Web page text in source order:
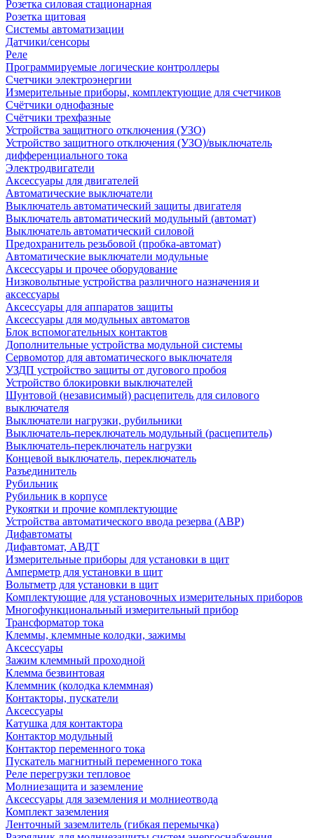
Розетка силовая стационарная
Розетка щитовая
Системы автоматизации
Датчики/сенсоры
Реле
Программируемые логические контроллеры
Счетчики электроэнергии
Измерительные приборы, комплектующие для счетчиков
Счётчики однофазные
Счётчики трехфазные
Устройства защитного отключения (УЗО)
Устройство защитного отключения (УЗО)/выключатель
дифференциального тока
Электродвигатели
Аксессуары для двигателей
Автоматические выключатели
Выключатель автоматический защиты двигателя
Выключатель автоматический модульный (автомат)
Выключатель автоматический силовой
Предохранитель резьбовой (пробка-автомат)
Автоматические выключатели модульные
Аксессуары и прочее оборудование
Низковольтные устройства различного назначения и
аксессуары
Аксессуары для аппаратов защиты
Аксессуары для модульных автоматов
Блок вспомогательных контактов
Дополнительные устройства модульной системы
Сервомотор для автоматического выключателя
УЗДП устройство защиты от дугового пробоя
Устройство блокировки выключателей
Шунтовой (независимый) расцепитель для силового
выключателя
Выключатели нагрузки, рубильники
Выключатель-переключатель модульный (расцепитель)
Выключатель-переключатель нагрузки
Концевой выключатель, переключатель
Разъединитель
Рубильник
Рубильник в корпусе
Рукоятки и прочие комплектующие
Устройства автоматического ввода резерва (АВР)
Дифавтоматы
Дифавтомат, АВДТ
Измерительные приборы для установки в щит
Амперметр для установки в щит
Вольтметр для установки в щит
Комплектующие для установочных измерительных приборов
Многофункциональный измерительный прибор
Трансформатор тока
Клеммы, клеммные колодки, зажимы
Аксессуары
Зажим клеммный проходной
Клемма безвинтовая
Клеммник (колодка клеммная)
Контакторы, пускатели
Аксессуары
Катушка для контактора
Контактор модульный
Контактор переменного тока
Пускатель магнитный переменного тока
Реле перегрузки тепловое
Молниезащита и заземление
Аксессуары для заземления и молниеотвода
Комплект заземления
Ленточный заземлитель (гибкая перемычка)